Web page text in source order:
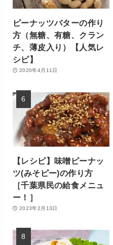
ピーナッツバターの作り
方（無糖、有糖、クラン
チ、薄皮入り）【人気レ
シピ】
2020年4月11日
【レシピ】味噌ピーナッ
ツ(みそピー)の作り方
［千葉県民の給食メニュ
ー！］
2023年2月13日